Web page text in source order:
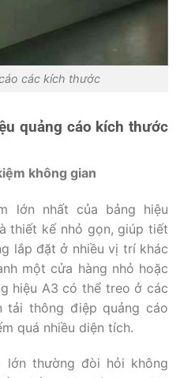
các kích thước
quảng cáo kích thước
không gian
lớn nhất của bảng hiệu
thiết kế nhỏ gọn, giúp tiết
lắp đặt ở nhiều vị trí khác
một cửa hàng nhỏ hoặc
hiệu A3 có thể treo ở các
thông điệp quảng cáo
quá nhiều diện tích.
lớn thường đòi hỏi không